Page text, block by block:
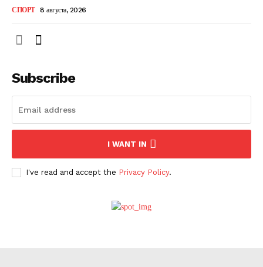
СПОРТ 8 августа, 2026
Subscribe
I WANT IN
I've read and accept the Privacy Policy.